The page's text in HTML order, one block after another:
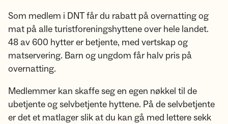
Som medlem i DNT får du rabatt på overnatting og
mat på alle turistforeningshyttene over hele landet.
48 av 600 hytter er betjente, med vertskap og
matservering. Barn og ungdom får halv pris på
overnatting.
Medlemmer kan skaffe seg en egen nøkkel til de
ubetjente og selvbetjente hyttene. På de selvbetjente
er det et matlager slik at du kan gå med lettere sekk